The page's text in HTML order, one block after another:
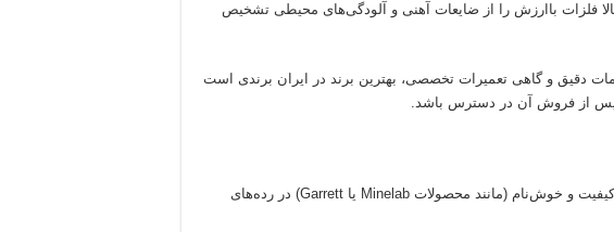
فلزات باارزش را از ضایعات آهنی و آلودگی‌های محیطی تشخیص
دقیق و گاهی تعمیرات تخصصی، بهترین برند در ایران برندی است
پس از فروش آن در دسترس باشد.
برندهای باکیفیت و خوش‌نام (مانند محصولات Minelab یا Garrett) در رده‌های